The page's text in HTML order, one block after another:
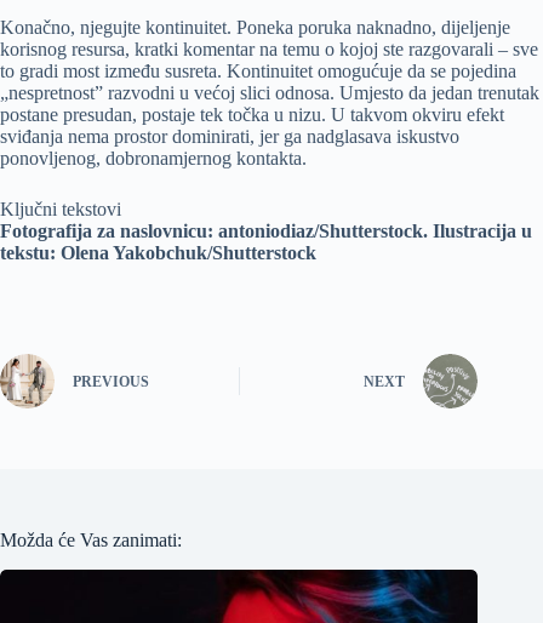
Konačno, njegujte kontinuitet. Poneka poruka naknadno, dijeljenje
korisnog resursa, kratki komentar na temu o kojoj ste razgovarali – sve
to gradi most između susreta. Kontinuitet omogućuje da se pojedina
„nespretnost” razvodni u većoj slici odnosa. Umjesto da jedan trenutak
postane presudan, postaje tek točka u nizu. U takvom okviru efekt
sviđanja nema prostor dominirati, jer ga nadglasava iskustvo
ponovljenog, dobronamjernog kontakta.
Ključni tekstovi
Fotografija za naslovnicu: antoniodiaz/Shutterstock. Ilustracija u
tekstu: Olena Yakobchuk/Shutterstock
PREVIOUS NEXT
Možda će Vas zanimati: